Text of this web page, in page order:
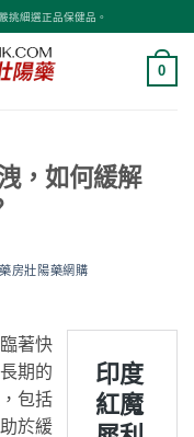
挑細選正品保健品。
0
，如何緩解
房壯陽藥網購
著快
期的
包括
於緩